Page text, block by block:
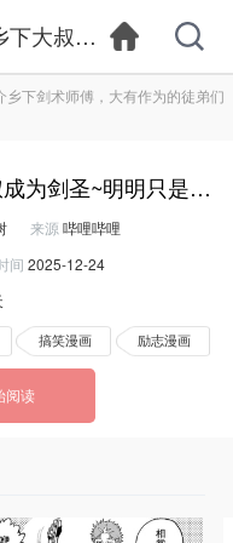
下大叔成为剑圣漫画
下剑术师傅，大有作为的徒弟们
为剑圣~明明只是一
来源 哔哩哔哩
间 2025-12-24
搞笑漫画 励志漫画
阅读